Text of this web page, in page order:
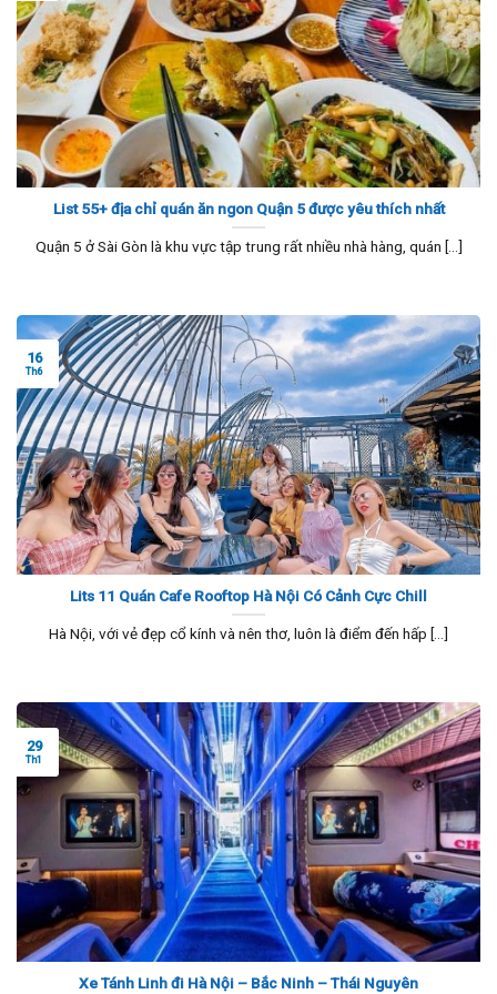
List 55+ địa chỉ quán ăn ngon Quận 5 được yêu thích nhất
Quận 5 ở Sài Gòn là khu vực tập trung rất nhiều nhà hàng, quán [...]
Lits 11 Quán Cafe Rooftop Hà Nội Có Cảnh Cực Chill
Hà Nội, với vẻ đẹp cổ kính và nên thơ, luôn là điểm đến hấp [...]
16
Th6
Xe Tánh Linh đi Hà Nội – Bắc Ninh – Thái Nguyên
29
Th1